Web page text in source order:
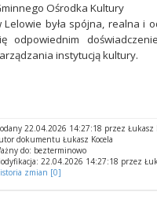
Ośrodka Kultury
Lelowie była spójna, realna i
odpowiednim
instytucją kultury.
22.04.2026 14:27:18 przez Łukasz
dokumentu Łukasz Kocela
do: bezterminowo
22.04.2026 14:27:18 przez
zmian [0]